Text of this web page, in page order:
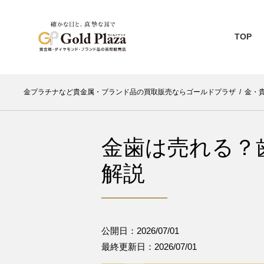
TOP
金プラチナなど貴金属・ブランド品の買取販売ならゴールドプラザ / 金・
金歯は売れる？
解説
公開日：2026/07/01
最終更新日：2026/07/01